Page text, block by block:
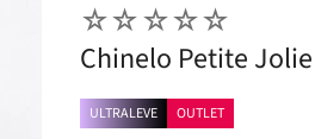
☆☆☆☆☆
Chinelo Petite
ULTRALEVE
OUTLET